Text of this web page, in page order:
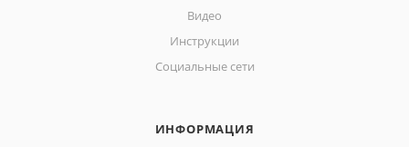
Видео
Инструкции
Социальные сети
ИНФОРМАЦИЯ